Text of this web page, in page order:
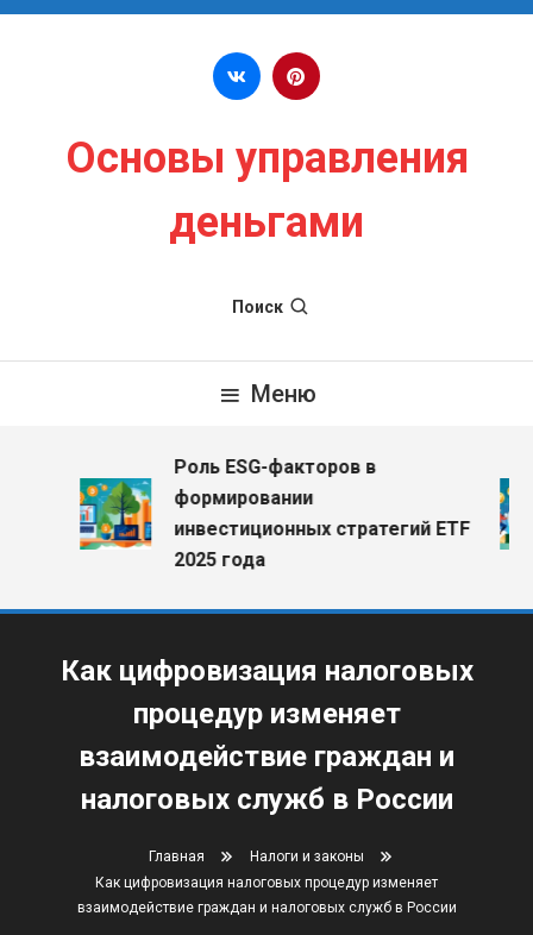
Перейти к содержимому
Основы управления
деньгами
Поиск
Меню
Роль ESG-факторов в
формировании
инвестиционных стратегий ETF
2025 года
Как цифровизация налоговых
процедур изменяет
взаимодействие граждан и
налоговых служб в России
Главная
Налоги и законы
Как цифровизация налоговых процедур изменяет
взаимодействие граждан и налоговых служб в России